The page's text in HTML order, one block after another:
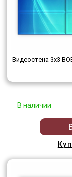
Видеостена 3x3
В наличии